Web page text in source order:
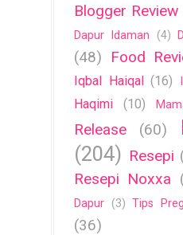
Blogger Review
Dapur Idaman
(4)
(48)
Food
Iqbal Haiqal (16)
Haqimi
(10)
Release
(60)
(204) Resepi
Resepi Noxxa
Dapur (3) Tips
(36)